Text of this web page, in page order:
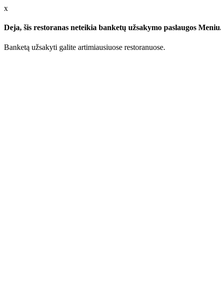
x
Deja, šis restoranas neteikia banketų užsakymo paslaugos
Banketą užsakyti galite artimiausiuose restoranuose.